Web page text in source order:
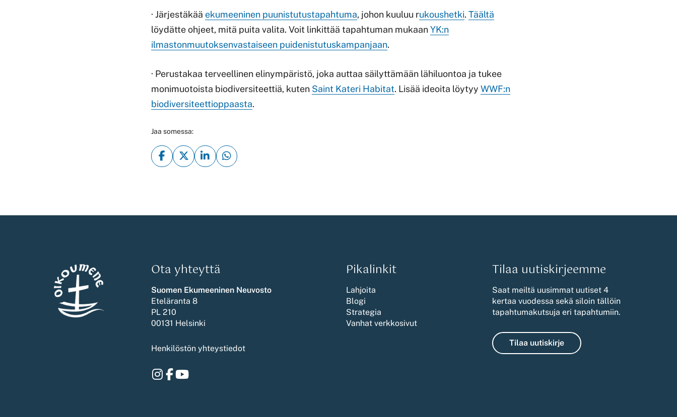
· Järjestäkää ekumeeninen puunistutustapahtuma, johon kuuluu rukoushetki.Täältä
löydätte ohjeet, mitä puita valita. Voit linkittää tapahtuman mukaanYK:n
ilmastonmuutoksenvastaiseen puidenistutuskampanjaan.
· Perustakaa terveellinen elinympäristö, joka auttaa säilyttämään lähiluontoa ja tukee
monimuotoista biodiversiteettiä, kuten Saint Kateri Habitat. Lisää ideoita löytyyWWF:n
biodiversiteettioppaasta.
Jaa somessa:
Ota yhteyttä
Suomen Ekumeeninen Neuvosto
Eteläranta 8
PL 210
00131 Helsinki
Henkilöstön yhteystiedot
Instagram
Facebook
Youtube
Pikalinkit
Lahjoita
Blogi
Strategia
Vanhat verkkosivut
Tilaa uutiskirjeemme
Saat meiltä uusimmat uutiset 4
kertaa vuodessa sekä siloin tällöin
tapahtumakutsuja eri tapahtumiin.
Tilaa uutiskirje